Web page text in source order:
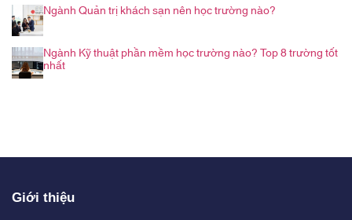
Ngành Quản trị khách sạn nên học trường nào?
Ngành Kỹ thuật phần mềm học trường nào? Top 8 trường tốt
nhất
Giới thiệu